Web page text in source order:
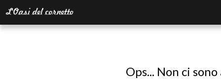
Ops... Non ci